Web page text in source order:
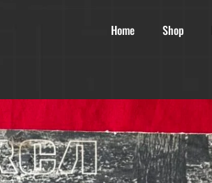
Home Shop